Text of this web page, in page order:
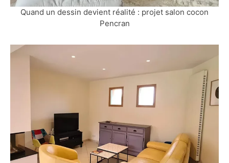
Quand un dessin devient réalité : projet salon cocon
Pencran